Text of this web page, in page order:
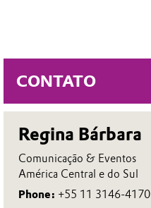
CONTATO
Regina Bárbara
Comunicação & Eventos
América Central e do Sul
Phone: +55 11 3146-4170